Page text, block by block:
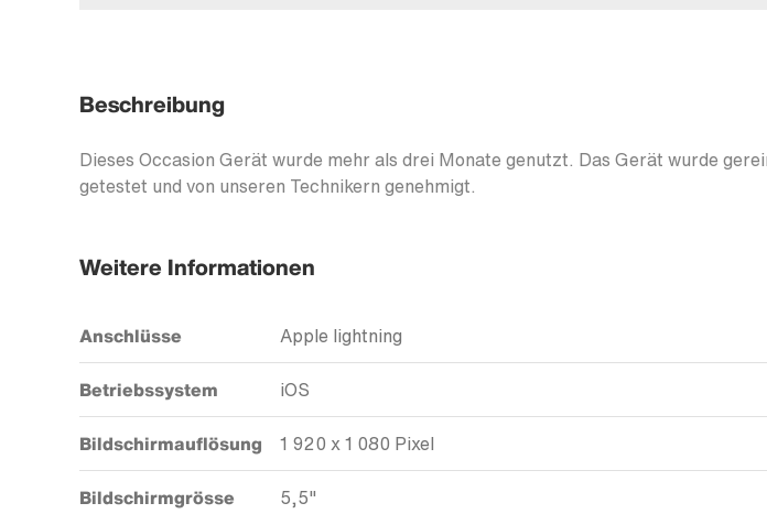
Beschreibung
Dieses Occasion Gerät wurde mehr als drei Monate genutzt. Das Gerät wurde
getestet und von unseren Technikern genehmigt.
Weitere Informationen
Anschlüsse Apple lightning
Betriebssystem iOS
Bildschirmauflösung 1 920 x 1 080 Pixel
Bildschirmgrösse 5,5"